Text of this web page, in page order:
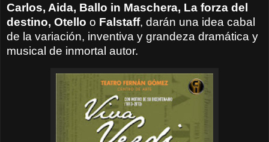
Carlos, Aida, Ballo in Maschera, La forza del
destino, Otello o Falstaff, darán una idea cabal
de la variación, inventiva y grandeza dramática y
musical de inmortal autor.